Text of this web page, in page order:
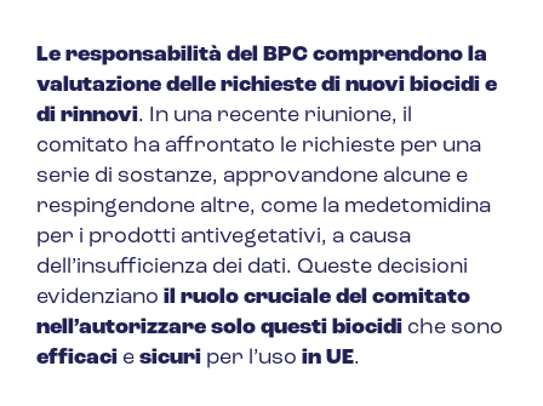
Le responsabilità del BPC comprendono la
valutazione delle richieste di nuovi biocidi e
di rinnovi. In una recente riunione, il
comitato ha affrontato le richieste per una
serie di sostanze, approvandone alcune e
respingendone altre, come la medetomidina
per i prodotti antivegetativi, a causa
dell’insufficienza dei dati. Queste decisioni
evidenziano il ruolo cruciale del comitato
nell’autorizzare solo questi biocidi che sono
efficaci e sicuri per l’uso in UE.